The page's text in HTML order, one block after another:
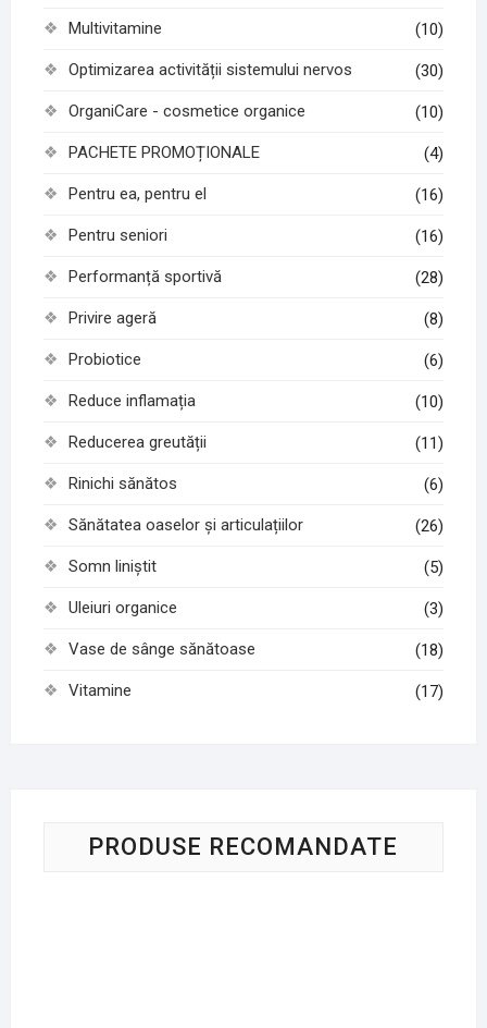
Multivitamine (10)
Optimizarea activității sistemului nervos (30)
OrganiCare - cosmetice organice (10)
PACHETE PROMOȚIONALE (4)
Pentru ea, pentru el (16)
Pentru seniori (16)
Performanță sportivă (28)
Privire ageră (8)
Probiotice (6)
Reduce inflamația (10)
Reducerea greutății (11)
Rinichi sănătos (6)
Sănătatea oaselor și articulațiilor (26)
Somn liniștit (5)
Uleiuri organice (3)
Vase de sânge sănătoase (18)
Vitamine (17)
PRODUSE RECOMANDATE